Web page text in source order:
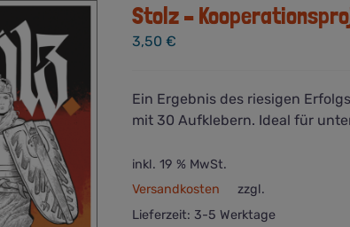
Stolz –
3,50 €
Ein Ergebnis des riesigen
mit 30 Aufklebern. Ideal für
inkl. 19 % MwSt.
zzgl.
Versandkosten
Lieferzeit: 3-5 Werktage